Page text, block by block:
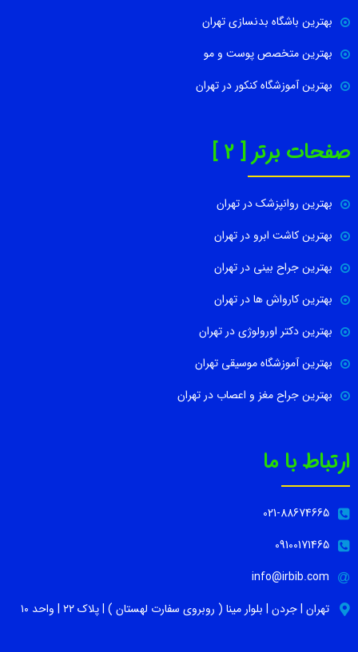
بهترین باشگاه بدنسازی تهران
بهترین متخصص پوست و مو
بهترین آموزشگاه کنکور در تهران
صفحات برتر [ 2 ]
بهترین روانپزشک در تهران
بهترین کاشت ابرو در تهران
بهترین جراح بینی در تهران
بهترین کارواش ها در تهران
بهترین دکتر اورولوژی در تهران
بهترین آموزشگاه موسیقی تهران
بهترین جراح مغز و اعصاب در تهران
ارتباط با ما
021-88674665
09100171465
info@irbib.com
تهران | جردن | بلوار مینا ( روبروی سفارت لهستان ) | پلاک ۲۲ | واحد ۱۰